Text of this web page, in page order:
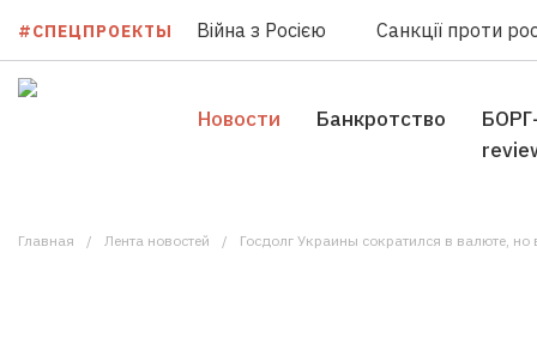
#СПЕЦПРОЕКТЫ Війна з Росією Санкції проти
Новости Банкротство
Главная Лента новостей Госдолг Украины сократился в валюте,